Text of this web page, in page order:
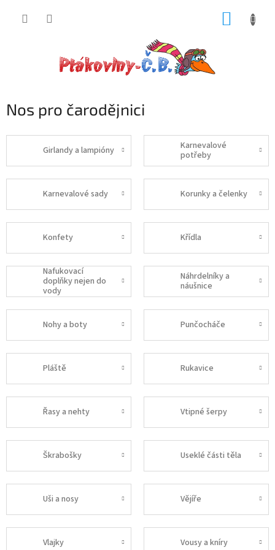
Nos pro čarodějnici
Girlandy a lampióny
Karnevalové
potřeby
Karnevalové sady Korunky a čelenky
Konfety Křídla
Nafukovací
doplňky nejen do
vody
Náhrdelníky a
náušnice
Nohy a boty Punčocháče
Pláště Rukavice
Řasy a nehty Vtipné šerpy
Škrabošky Useklé části těla
Uši a nosy Vějíře
Vlajky Vousy a kníry